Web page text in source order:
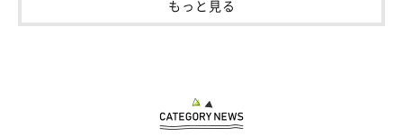
もっと見る